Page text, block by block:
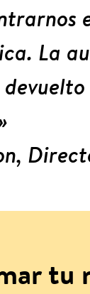
La
tu